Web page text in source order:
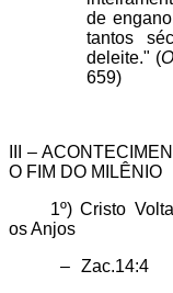
de
tantos
deleite." (
659)
III –
O FIM DO MILÊNIO
1º) Cristo
os Anjos
–
Zac.14:4